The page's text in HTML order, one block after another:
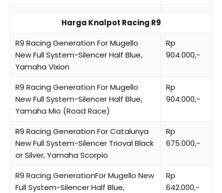
Harga Knalpot Racing R9
R9 Racing Generation For Mugello
New Full System-Silencer Half Blue,
Yamaha Vixion
Rp
904.000,-
R9 Racing Generation For Mugello
New Full System-Silencer Half Blue,
Yamaha Mio (Road Race)
Rp
904.000,-
R9 Racing Generation For Catalunya
New Full System-Silencer Trioval Black
or Silver, Yamaha Scorpio
Rp
675.000,-
R9 Racing GenerationFor Mugello New
Full System-Silencer Half Blue,
Rp
642.000,-